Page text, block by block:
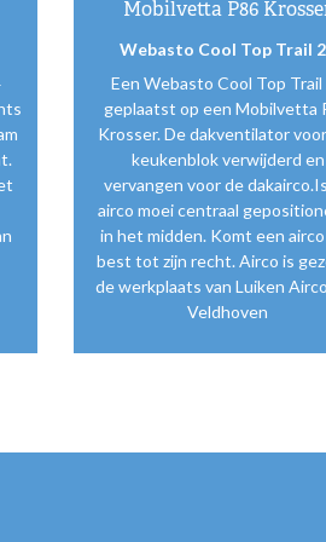
Mobilvetta P86
Webasto Cool Top Trail
Een Webasto Cool Top Trail
geplaatst op een Mobilvetta
Krosser. De dakventilator
keukenblok verwijderd en
vervangen voor de
airco moei centraal
in het midden. Komt een
best tot zijn recht. Airco is
de werkplaats van Luiken
Veldhoven